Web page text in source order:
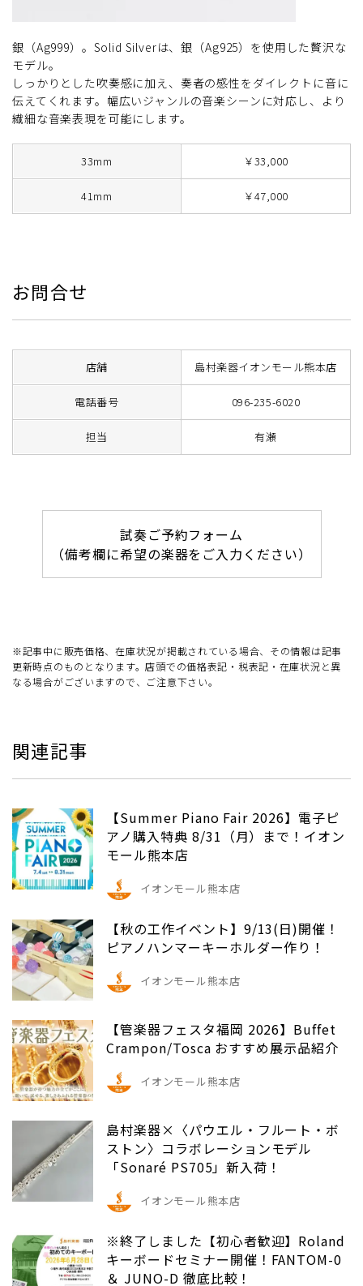
銀（Ag999）。Solid Silverは、銀（Ag925）を使用した贅沢な
モデル。
しっかりとした吹奏感に加え、奏者の感性をダイレクトに音に
伝えてくれます。幅広いジャンルの音楽シーンに対応し、より
繊細な音楽表現を可能にします。
33mm ￥33,000
41mm ￥47,000
お問合せ
店舗 島村楽器イオンモール熊本店
電話番号 096-235-6020
担当 有瀬
試奏ご予約フォーム
（備考欄に希望の楽器をご入力ください）
※記事中に販売価格、在庫状況が掲載されている場合、その情報は記事
更新時点のものとなります。店頭での価格表記・税表記・在庫状況と異
なる場合がございますので、ご注意下さい。
関連記事
【Summer Piano Fair 2026】電子ピ
アノ購入特典 8/31（月）まで！イオン
モール熊本店
イオンモール熊本店
【秋の工作イベント】9/13(日)開催！
ピアノハンマーキーホルダー作り！
イオンモール熊本店
【管楽器フェスタ福岡 2026】Buffet
Crampon/Tosca おすすめ展示品紹介
イオンモール熊本店
島村楽器×〈パウエル・フルート・ボ
ストン〉コラボレーションモデル
「Sonaré PS705」新入荷！
イオンモール熊本店
※終了しました【初心者歓迎】Roland
キーボードセミナー開催！FANTOM-0
＆ JUNO-D 徹底比較！